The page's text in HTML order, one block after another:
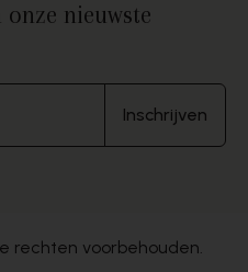
nieuwste
Inschrijven
rechten voorbehouden.